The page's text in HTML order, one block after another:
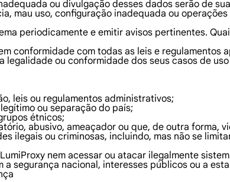
ou divulgação desses dados serão de
mau uso, configuração inadequada ou
periodicamente e emitir avisos pertinentes.
conformidade com todas as leis e
ou conformidade dos seus casos de
leis ou regulamentos administrativos;
ou separação do país;
étnicos;
abusivo, ameaçador ou que, de outra forma,
ilegais ou criminosas, incluindo, mas não se
nem acessar ou atacar ilegalmente
segurança nacional, interesses públicos ou a